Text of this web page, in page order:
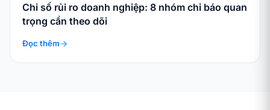
Chỉ số rủi ro doanh nghiệp: 8 nhóm chỉ báo quan
trọng cần theo dõi
Đọc thêm